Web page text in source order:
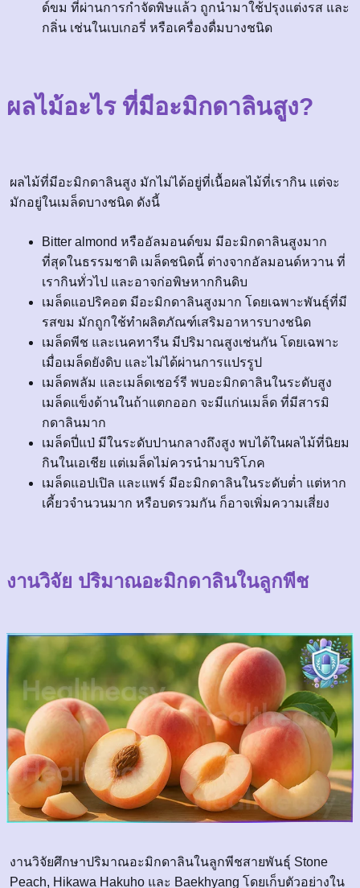
ด์ขม ที่ผ่านการกำจัดพิษแล้ว ถูกนำมาใช้ปรุงแต่งรส และ
กลิ่น เช่นในเบเกอรี่ หรือเครื่องดื่มบางชนิด
ผลไม้อะไร ที่มีอะมิกดาลินสูง?
ผลไม้ที่มีอะมิกดาลินสูง มักไม่ได้อยู่ที่เนื้อผลไม้ที่เรากิน แต่จะ
มักอยู่ในเมล็ดบางชนิด ดังนี้
Bitter almond หรืออัลมอนด์ขม มีอะมิกดาลินสูงมาก
ที่สุดในธรรมชาติ เมล็ดชนิดนี้ ต่างจากอัลมอนด์หวาน ที่
เรากินทั่วไป และอาจก่อพิษหากกินดิบ
เมล็ดแอปริคอต มีอะมิกดาลินสูงมาก โดยเฉพาะพันธุ์ที่มี
รสขม มักถูกใช้ทำผลิตภัณฑ์เสริมอาหารบางชนิด
เมล็ดพีช และเนคทารีน มีปริมาณสูงเช่นกัน โดยเฉพาะ
เมื่อเมล็ดยังดิบ และไม่ได้ผ่านการแปรรูป
เมล็ดพลัม และเมล็ดเชอร์รี พบอะมิกดาลินในระดับสูง
เมล็ดแข็งด้านในถ้าแตกออก จะมีแก่นเมล็ด ที่มีสารมิ
กดาลินมาก
เมล็ดปี่แป่ มีในระดับปานกลางถึงสูง พบได้ในผลไม้ที่นิยม
กินในเอเชีย แต่เมล็ดไม่ควรนำมาบริโภค
เมล็ดแอปเปิล และแพร์ มีอะมิกดาลินในระดับต่ำ แต่หาก
เคี้ยวจำนวนมาก หรือบดรวมกัน ก็อาจเพิ่มความเสี่ยง
งานวิจัย ปริมาณอะมิกดาลินในลูกพีช
งานวิจัยศึกษาปริมาณอะมิกดาลินในลูกพีชสายพันธุ์ Stone
Peach, Hikawa Hakuho และ Baekhyang โดยเก็บตัวอย่างใน